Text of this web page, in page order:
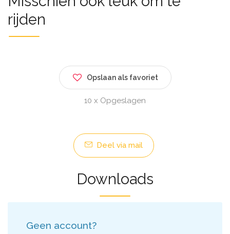
rijden
Opslaan als favoriet
10 x Opgeslagen
Deel via mail
Downloads
Geen account?